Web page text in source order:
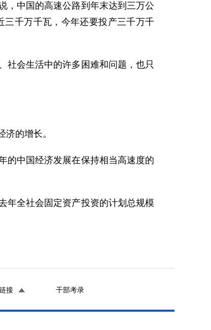
中国的高速公路到年末达到三万公
三千万千瓦，今年还要投产三千万千
会生活中的许多困难和问题，也只
的增长。
中国经济发展在保持相当高速度的
全社会固定资产投资的计划总规模
接 干部考录